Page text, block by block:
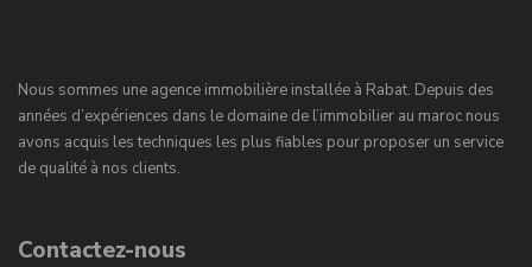
Nous sommes une agence immobilière installée à Rabat. Depuis des
années d’expériences dans le domaine de l’immobilier au maroc nous
avons acquis les techniques les plus fiables pour proposer un service
de qualité à nos clients.
Contactez-nous